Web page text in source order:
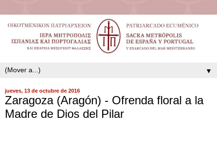
▼
jueves, 13 de octubre de 2016
Zaragoza (Aragón) - Ofrenda floral a la
Madre de Dios del Pilar